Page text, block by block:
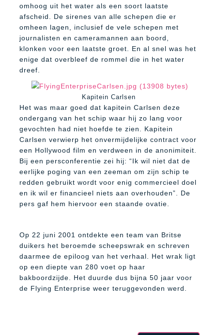
omhoog uit het water als een soort laatste
afscheid. De sirenes van alle schepen die er
omheen lagen, inclusief de vele schepen met
journalisten en cameramannen aan boord,
klonken voor een laatste groet. En al snel was het
enige dat overbleef de rommel die in het water
dreef.
Kapitein Carlsen
Het was maar goed dat kapitein Carlsen deze
ondergang van het schip waar hij zo lang voor
gevochten had niet hoefde te zien. Kapitein
Carlsen verwierp het onvermijdelijke contract voor
een Hollywood film en verdween in de anonimiteit.
Bij een persconferentie zei hij: “Ik wil niet dat de
eerlijke poging van een zeeman om zijn schip te
redden gebruikt wordt voor enig commercieel doel
en ik wil er financieel niets aan overhouden”. De
pers gaf hem hiervoor een staande ovatie.
Op 22 juni 2001 ontdekte een team van Britse
duikers het beroemde scheepswrak en schreven
daarmee de epiloog van het verhaal. Het wrak ligt
op een diepte van 280 voet op haar
bakboordzijde. Het duurde dus bijna 50 jaar voor
de Flying Enterprise weer teruggevonden werd.